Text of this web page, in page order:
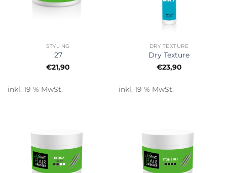
STYLING
27
€21,90
inkl. 19 % MwSt.
DRY TEXTURE
Dry Texture
€23,90
inkl. 19 % MwSt.